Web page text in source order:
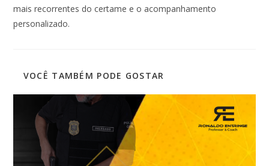
mais recorrentes do certame e o acompanhamento
personalizado.
VOCÊ TAMBÉM PODE GOSTAR